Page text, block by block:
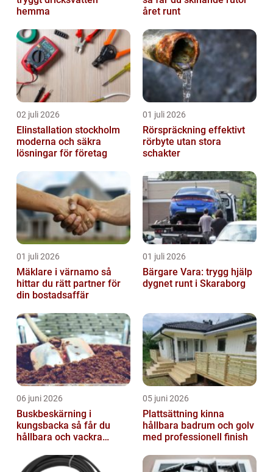
hemma
året runt
02 juli 2026
Elinstallation stockholm
moderna och säkra
lösningar för företag
01 juli 2026
Rörspräckning effektivt
rörbyte utan stora
schakter
01 juli 2026
Mäklare i värnamo så
hittar du rätt partner för
din bostadsaffär
01 juli 2026
Bärgare Vara: trygg hjälp
dygnet runt i Skaraborg
06 juni 2026
Buskbeskärning i
kungsbacka så får du
hållbara och vackra
05 juni 2026
Plattsättning kinna
hållbara badrum och golv
med professionell finish